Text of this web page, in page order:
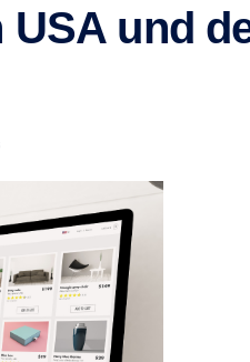
USA und